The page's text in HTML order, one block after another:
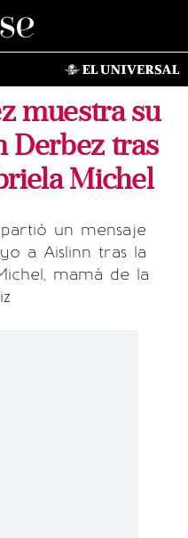
muestra su
Derbez tras
Michel
un mensaje
a Aislinn tras la
mamá de la